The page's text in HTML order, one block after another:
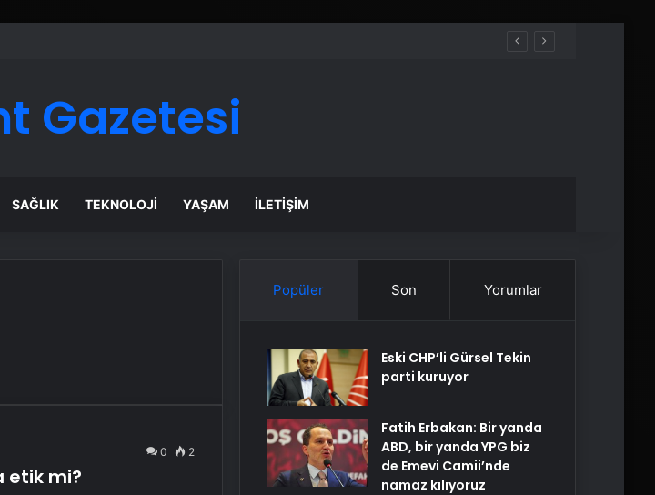
Gazetesi
SAĞLIK TEKNOLOJI YAŞAM İLETIŞIM
0 2
etik mi?
Popüler Son Yorumlar
Eski CHP’li Gürsel Tekin
parti kuruyor
Fatih Erbakan: Bir yanda
ABD, bir yanda YPG biz
de Emevi Camii’nde
namaz kılıyoruz